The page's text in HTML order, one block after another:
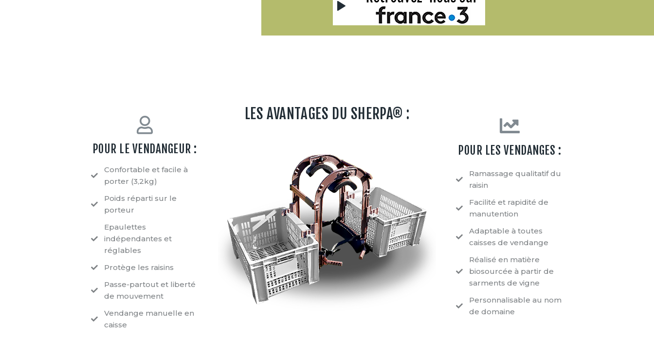
POUR LE VENDANGEUR :
Confortable et facile à
porter (3,2kg)
Poids réparti sur le
porteur
Epaulettes
indépendantes et
réglables
Protège les raisins
Passe-partout et liberté
de mouvement
Vendange manuelle en
caisse
LES AVANTAGES DU SHERPA® :
POUR LES VENDANGES :
Ramassage qualitatif du
raisin
Facilité et rapidité de
manutention
Adaptable à toutes
caisses de vendange
Réalisé en matière
biosourcée à partir de
sarments de vigne
Personnalisable au nom
de domaine